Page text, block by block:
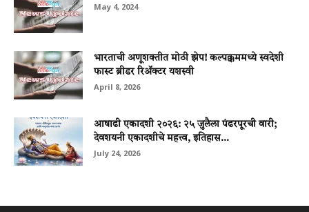
May 4, 2024
भारताची अणूशक्तीत मोठी झेप! कल्पक्कममध्ये स्वदेशी
फास्ट ब्रीडर रिॲक्टर यशस्वी
April 8, 2026
आषाढी एकादशी २०२६: २५ जुलैला पंढरपूरची वारी;
देवशयनी एकादशीचे महत्त्व, इतिहास...
July 24, 2026